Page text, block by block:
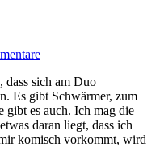
dass sich am Duo
Es gibt Schwärmer, zum
gibt es auch. Ich mag die
daran liegt, dass ich
komisch vorkommt, wird